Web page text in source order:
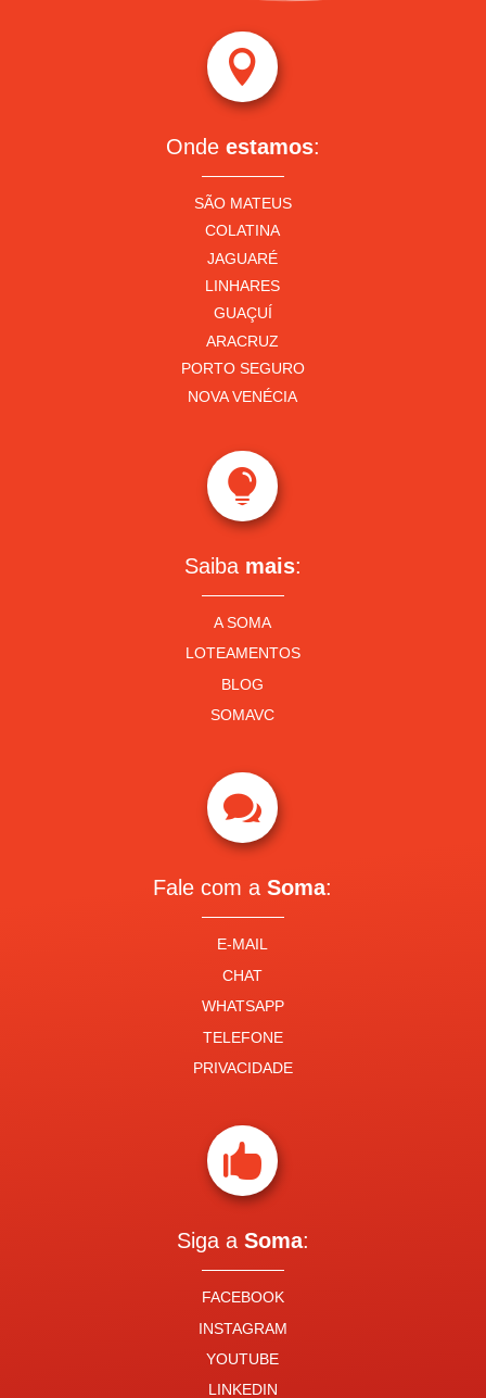

Onde estamos:
SÃO MATEUS
COLATINA
JAGUARÉ
LINHARES
GUAÇUÍ
ARACRUZ
PORTO SEGURO
NOVA VENÉCIA

Saiba mais:
A SOMA
LOTEAMENTOS
BLOG
SOMAVC

Fale com aSoma:
E-MAIL
CHAT
WHATSAPP
TELEFONE
PRIVACIDADE

Siga a Soma:
FACEBOOK
INSTAGRAM
YOUTUBE
LINKEDIN